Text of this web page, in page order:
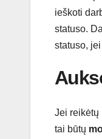
ieškoti
statuso.
statuso,
Jei reikėtų
tai būtų